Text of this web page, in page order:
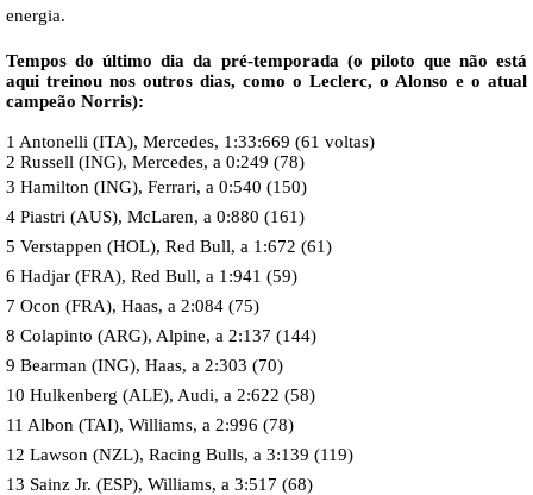
energia.
Tempos do último dia da pré-temporada (o piloto que não está
aqui treinou nos outros dias, como o Leclerc, o Alonso e o atual
campeão Norris):
1 Antonelli (ITA), Mercedes, 1:33:669 (61 voltas)
2 Russell (ING), Mercedes, a 0:249 (78)
3 Hamilton (ING), Ferrari, a 0:540 (150)
4 Piastri (AUS), McLaren, a 0:880 (161)
5 Verstappen (HOL), Red Bull, a 1:672 (61)
6 Hadjar (FRA), Red Bull, a 1:941 (59)
7 Ocon (FRA), Haas, a 2:084 (75)
8 Colapinto (ARG), Alpine, a 2:137 (144)
9 Bearman (ING), Haas, a 2:303 (70)
10 Hulkenberg (ALE), Audi, a 2:622 (58)
11 Albon (TAI), Williams, a 2:996 (78)
12 Lawson (NZL), Racing Bulls, a 3:139 (119)
13 Sainz Jr. (ESP), Williams, a 3:517 (68)